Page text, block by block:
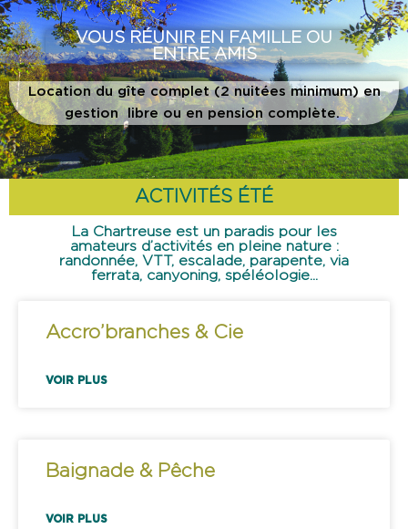
VOUS RÉUNIR EN FAMILLE OU
ENTRE AMIS
Location du gîte complet (2 nuitées minimum) en
gestion libre ou en pension complète.
ACTIVITÉS ÉTÉ
La Chartreuse est un paradis pour les
amateurs d’activités en pleine nature :
randonnée, VTT, escalade, parapente, via
ferrata, canyoning, spéléologie...
Accro’branches & Cie
VOIR PLUS
Baignade & Pêche
VOIR PLUS